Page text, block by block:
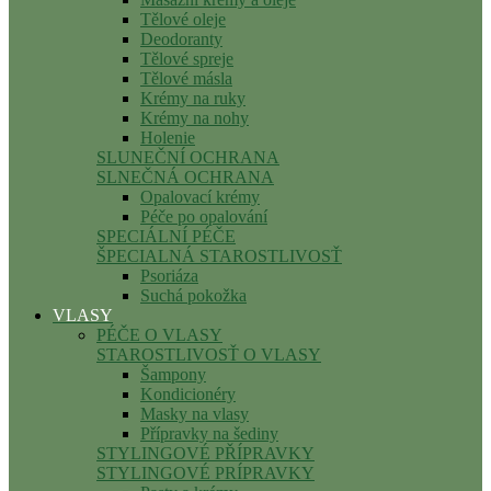
Tělové oleje
Deodoranty
Tělové spreje
Tělové másla
Krémy na ruky
Krémy na nohy
Holenie
SLUNEČNÍ OCHRANA
SLNEČNÁ OCHRANA
Opalovací krémy
Péče po opalování
SPECIÁLNÍ PÉČE
ŠPECIALNÁ STAROSTLIVOSŤ
Psoriáza
Suchá pokožka
VLASY
PÉČE O VLASY
STAROSTLIVOSŤ O VLASY
Šampony
Kondicionéry
Masky na vlasy
Přípravky na šediny
STYLINGOVÉ PŘÍPRAVKY
STYLINGOVÉ PRÍPRAVKY